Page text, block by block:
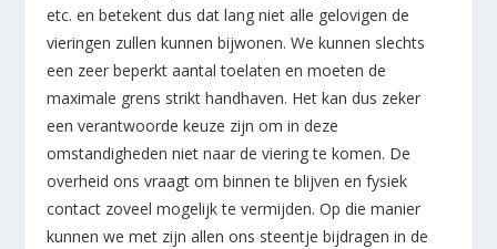
etc. en betekent dus dat lang niet alle gelovigen de
vieringen zullen kunnen bijwonen. We kunnen slechts
een zeer beperkt aantal toelaten en moeten de
maximale grens strikt handhaven. Het kan dus zeker
een verantwoorde keuze zijn om in deze
omstandigheden niet naar de viering te komen. De
overheid ons vraagt om binnen te blijven en fysiek
contact zoveel mogelijk te vermijden. Op die manier
kunnen we met zijn allen ons steentje bijdragen in de